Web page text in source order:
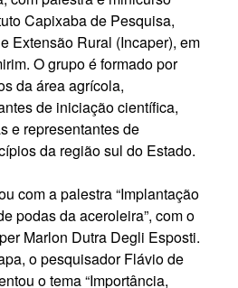
Capixaba de Pesquisa,
Extensão Rural (Incaper), em
O grupo é formado por
da área agrícola,
de iniciação científica,
e representantes de
da região sul do Estado.
com a palestra “Implantação
podas da aceroleira”, com o
Marlon Dutra Degli Esposti.
o pesquisador Flávio de
o tema “Importância,